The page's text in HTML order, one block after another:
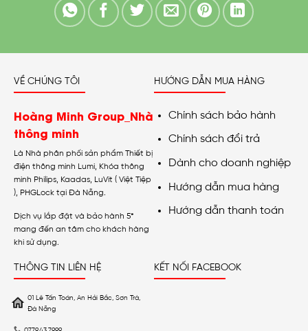
VỀ CHÚNG TÔI
Hoàng Minh Group_Nhà
thông minh
Là Nhà phân phối sản phẩm Thiết bị
điện thông minh Lumi, Khóa thông
minh Philips, Kaadas, LuVit ( Việt Tiệp
), PHGLock tại Đà Nẵng.
Dịch vụ lắp đặt và bảo hành 5*
mang đến an tâm cho khách hàng
khi sử dụng.
HƯỚNG DẪN MUA HÀNG
Chính sách bảo hành
Chính sách đổi trả
Dành cho doanh nghiệp
Hướng dẫn mua hàng
Hướng dẫn thanh toán
THÔNG TIN LIÊN HỆ
01 Lê Tấn Toán, An Hải Bắc, Sơn Trà,
Đà Nẵng
KẾT NỐI FACEBOOK